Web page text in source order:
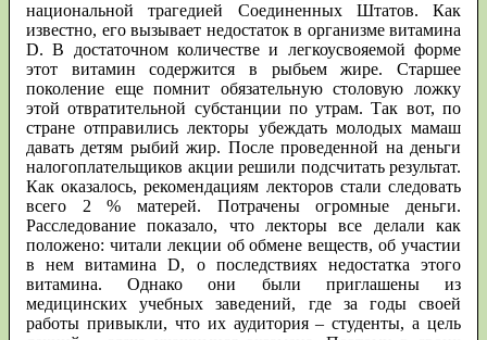
национальной трагедией Соединенных Штатов. Как
известно, его вызывает недостаток в организме витамина
D. В достаточном количестве и легкоусвояемой форме
этот витамин содержится в рыбьем жире. Старшее
поколение еще помнит обязательную столовую ложку
этой отвратительной субстанции по утрам. Так вот, по
стране отправились лекторы убеждать молодых мамаш
давать детям рыбий жир. После проведенной на деньги
налогоплательщиков акции решили подсчитать результат.
Как оказалось, рекомендациям лекторов стали следовать
всего 2 % матерей. Потрачены огромные деньги.
Расследование показало, что лекторы все делали как
положено: читали лекции об обмене веществ, об участии
в нем витамина D, о последствиях недостатка этого
витамина. Однако они были приглашены из
медицинских учебных заведений, где за годы своей
работы привыкли, что их аудитория – студенты, а цель